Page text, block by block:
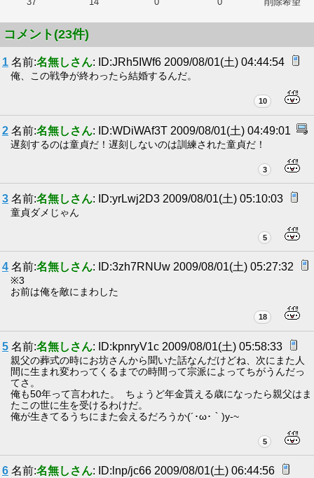
コメント(23件)
1 名前:名無しさん: ID:JRh5IWf6 2009/08/01(土) 04:44:54
俺、この戦争が終わったら結婚するんだ。
10
2 名前:名無しさん: ID:WDiWAf3T 2009/08/01(土) 04:49:01
遅刻するのは童貞だ！遅刻しないのは訓練された童貞だ！
3
3 名前:名無しさん: ID:yrLwj2D3 2009/08/01(土) 05:10:03
童貞ダメじゃん
5
4 名前:名無しさん: ID:3zh7RNUw 2009/08/01(土) 05:27:32
※3
お前は俺を敵にまわした
18
5 名前:名無しさん: ID:kpnryV1c 2009/08/01(土) 05:58:33
親父の葬式の時にお坊さんから聞いた話なんだけどね、次にまた人
間に生まれ変わってくるまでの時間って宗派によってちがうんだっ
てさ。
俺も50年って言われた。 ちょうど年金貰える歳になったら親父はま
たこの世に生を受けるわけだ。
俺が生きてるうちにまた会えるだろうか(´･ω･｀)y-~
5
6 名前:名無しさん: ID:lnp/jc66 2009/08/01(土) 06:44:56